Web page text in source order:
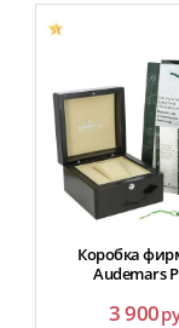
Коробка
Audemars
3 900